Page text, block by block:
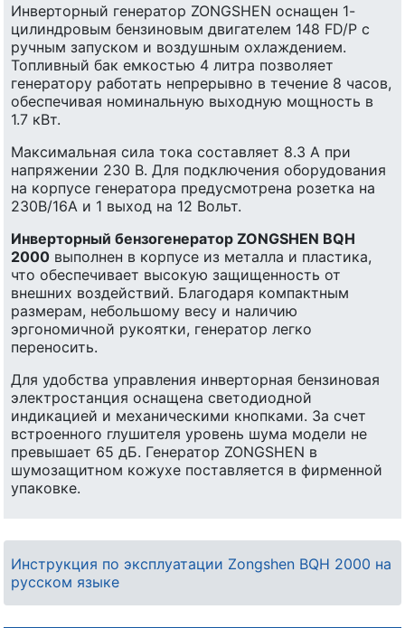
Инверторный генератор ZONGSHEN оснащен 1-
цилиндровым бензиновым двигателем 148 FD/P с
ручным запуском и воздушным охлаждением.
Топливный бак емкостью 4 литра позволяет
генератору работать непрерывно в течение 8 часов,
обеспечивая номинальную выходную мощность в
1.7 кВт.
Максимальная сила тока составляет 8.3 А при
напряжении 230 В. Для подключения оборудования
на корпусе генератора предусмотрена розетка на
230В/16А и 1 выход на 12 Вольт.
Инверторный бензогенератор ZONGSHEN BQH
2000 выполнен в корпусе из металла и пластика,
что обеспечивает высокую защищенность от
внешних воздействий. Благодаря компактным
размерам, небольшому весу и наличию
эргономичной рукоятки, генератор легко
переносить.
Для удобства управления инверторная бензиновая
электростанция оснащена светодиодной
индикацией и механическими кнопками. За счет
встроенного глушителя уровень шума модели не
превышает 65 дБ. Генератор ZONGSHEN в
шумозащитном кожухе поставляется в фирменной
упаковке.
Инструкция по эксплуатации Zongshen BQH 2000 на
русском языке